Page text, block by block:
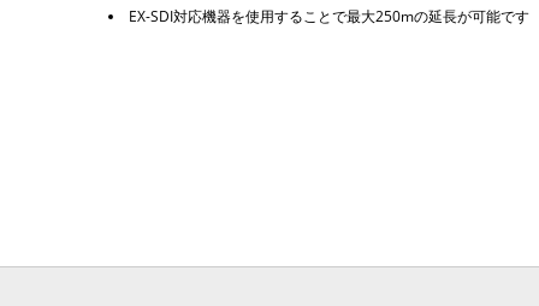
EX-SDI対応機器を使用することで最大250mの延長が可能です